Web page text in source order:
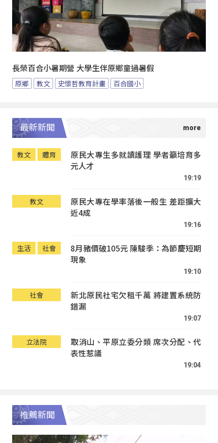
長榮百合小暑期營 大學生伴原鄉童過暑假
原鄉 教文 史懷哲教育計畫 百合國小
最新新聞
教文 體育
原民大專生多就讀護理 學者籲培育多
元人才
19:19
教文
原民大專在學率落後一般生 差距擴大
近4成
19:16
生活 社會
8月豬價破105元 陳駿季：為節慶短期
現象
19:10
社會
新北原民社宅欠租千萬 將建置系統防
錯漏
19:07
立法院
取消山、平原立委分類 席次分配、代
表性惹議
19:04
推薦新聞